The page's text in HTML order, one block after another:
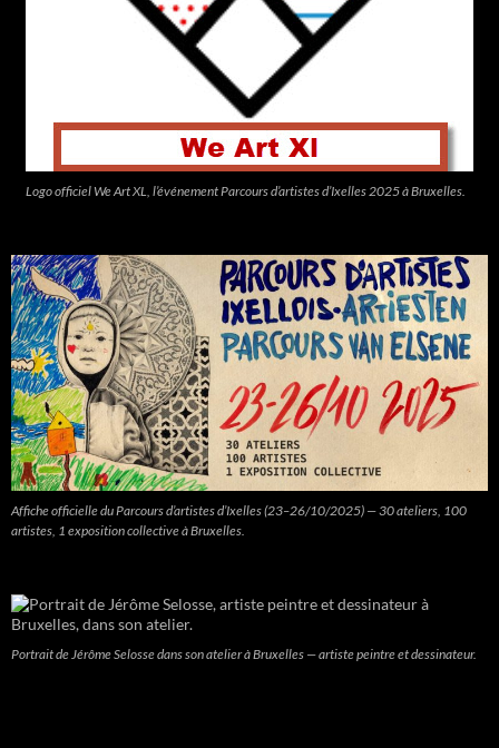
Logo officiel We Art XL, l’événement Parcours d’artistes d’Ixelles 2025 à Bruxelles.
Affiche officielle du Parcours d’artistes d’Ixelles (23–26/10/2025) — 30 ateliers, 100
artistes, 1 exposition collective à Bruxelles.
Portrait de Jérôme Selosse dans son atelier à Bruxelles — artiste peintre et dessinateur.